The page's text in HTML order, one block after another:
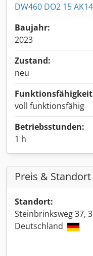
DW460 DO2 15
Baujahr:
2023
Zustand:
neu
voll funktionsfähig
Betriebsstunden:
1 h
Preis & Standort
Standort:
Steinbrinksweg 37,
Deutschland